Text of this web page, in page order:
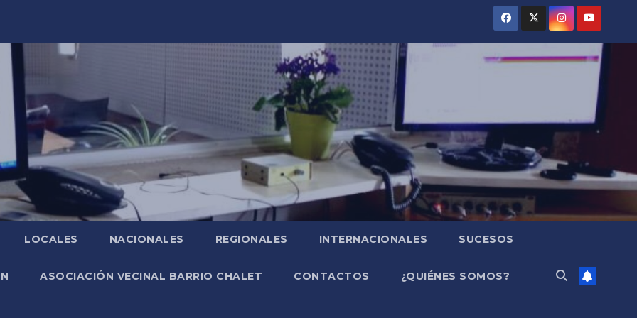
LOCALES NACIONALES REGIONALES INTERNACIONALES SUCESOS
ASOCIACIÓN VECINAL BARRIO CHALET CONTACTOS ¿QUIÉNES SOMOS?